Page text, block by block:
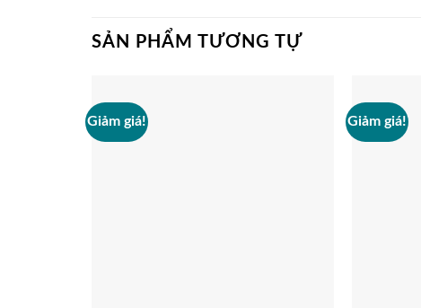
SẢN PHẨM TƯƠNG TỰ
Giảm giá! Giảm giá!